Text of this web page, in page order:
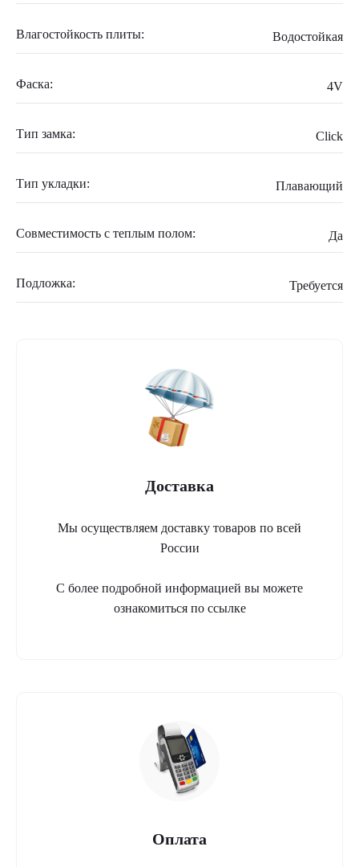
Влагостойкость плиты: Водостойкая
Фаска: 4V
Тип замка: Click
Тип укладки: Плавающий
Совместимость с теплым полом: Да
Подложка: Требуется
Доставка
Мы осуществляем доставку товаров по всей
России
С более подробной информацией вы можете
ознакомиться по ссылке
Оплата